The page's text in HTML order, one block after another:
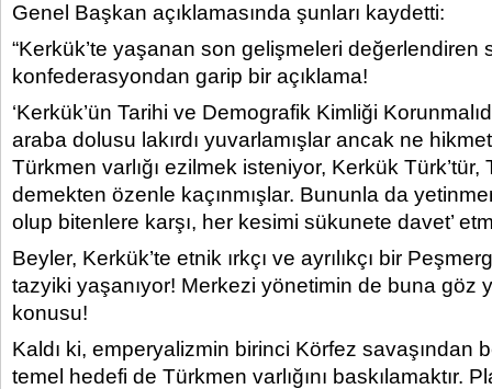
Genel Başkan açıklamasında şunları kaydetti:
“Kerkük’te yaşanan son gelişmeleri değerlendiren
konfederasyondan garip bir açıklama!
‘Kerkük’ün Tarihi ve Demografik Kimliği
araba dolusu lakırdı yuvarlamışlar ancak ne
Türkmen varlığı ezilmek isteniyor, Kerkük Türk’tür,
demekten özenle kaçınmışlar. Bununla da
olup bitenlere karşı, her kesimi sükunete davet’
Beyler, Kerkük’te etnik ırkçı ve ayrılıkçı bir
tazyiki yaşanıyor! Merkezi yönetimin de buna göz
konusu!
Kaldı ki, emperyalizmin birinci Körfez savaşından
temel hedefi de Türkmen varlığını baskılamaktır.